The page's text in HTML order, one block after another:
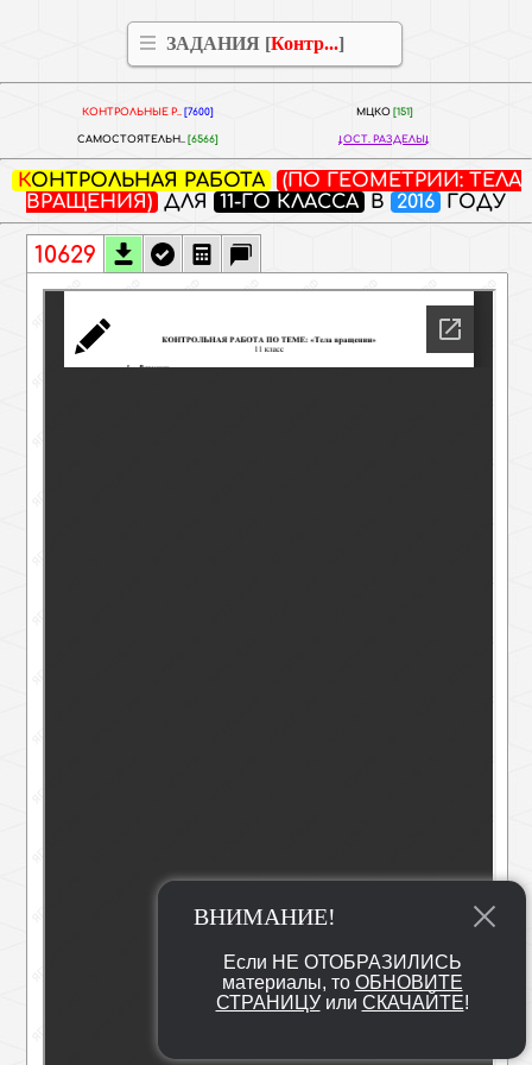
ВНИМАНИЕ!
Если НЕ ОТОБРАЗИЛИСЬ
материалы, то ОБНОВИТЕ
СТРАНИЦУ или СКАЧАЙТЕ!
ЗАДАНИЯ [Контр...]
КОНТРОЛЬНЫЕ Р.. [7600] МЦКО [151]
САМОСТОЯТЕЛЬН.. [6566] ОСТ. РАЗДЕЛЫ
КОНТРОЛЬНАЯ РАБОТА
(ПО ГЕОМЕТРИИ: ТЕЛА
ВРАЩЕНИЯ) ДЛЯ 11-ГО КЛАССА В 2016 ГОДУ
10629